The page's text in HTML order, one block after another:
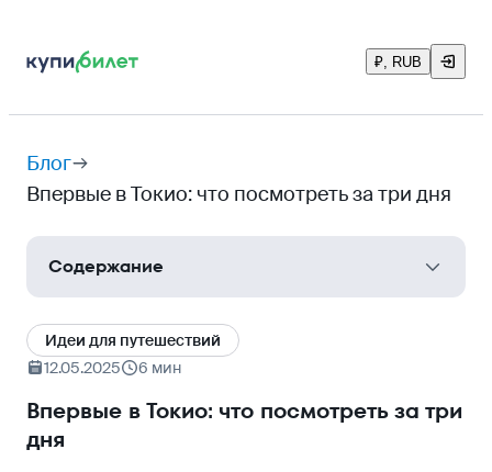
₽, RUB
Блог
Впервые в Токио: что посмотреть за три дня
Содержание
Как добраться до Токио
Как добраться из аэропорта Токио
День первый
Идеи для путешествий
12.05.2025
6 мин
Впервые в Токио: что посмотреть за три
дня